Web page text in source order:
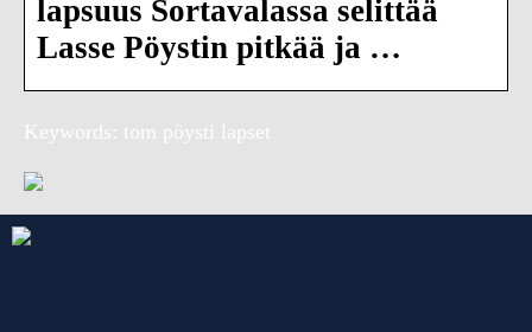
lapsuus Sortavalassa selittää
Lasse Pöystin pitkää ja …
Keywords: tom pöysti lapset